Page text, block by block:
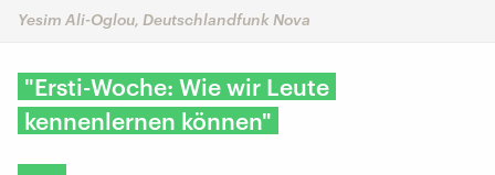
Yesim Ali-Oglou, Deutschlandfunk Nova
"Ersti-Woche: Wie wir Leute
kennenlernen können"